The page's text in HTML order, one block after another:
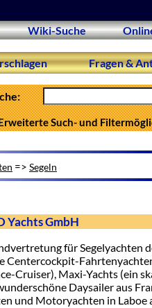
Wiki-Suche
Fragen &
Such- und
=> Segeln
Yachts GmbH
für Segelyachten
Centercockpit-
Cruiser), Maxi-Yachts (ein
Daysailer aus
und Motoryachten in Laboe